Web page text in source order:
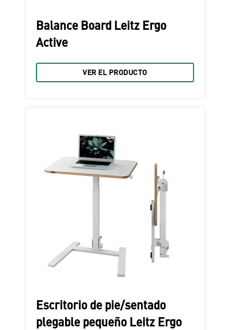
Balance Board Leitz Ergo
Active
VER EL PRODUCTO
Escritorio de pie/sentado
plegable pequeño Leitz Ergo